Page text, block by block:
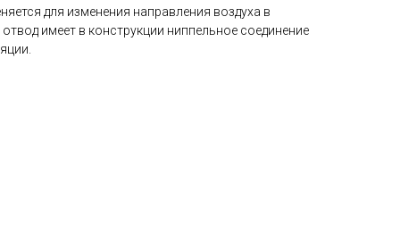
для изменения направления воздуха в
имеет в конструкции ниппельное соединение